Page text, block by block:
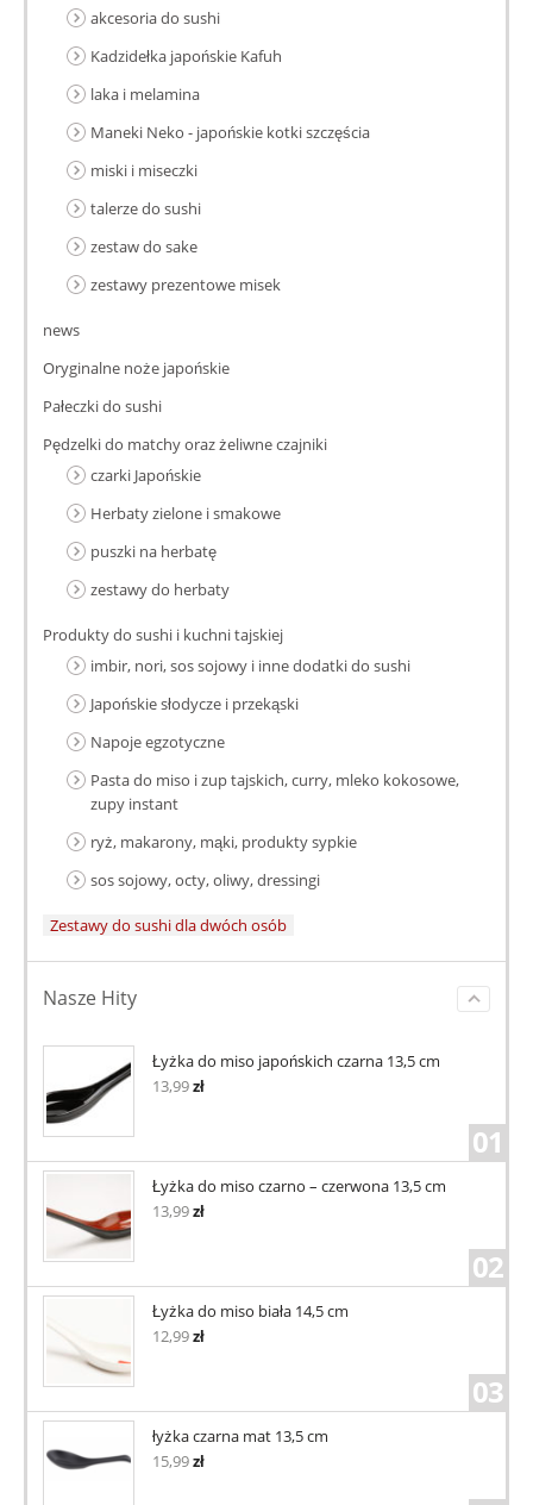
akcesoria do sushi
Kadzidełka japońskie Kafuh
laka i melamina
Maneki Neko - japońskie kotki szczęścia
miski i miseczki
talerze do sushi
zestaw do sake
zestawy prezentowe misek
news
Oryginalne noże japońskie
Pałeczki do sushi
Pędzelki do matchy oraz żeliwne czajniki
czarki Japońskie
Herbaty zielone i smakowe
puszki na herbatę
zestawy do herbaty
Produkty do sushi i kuchni tajskiej
imbir, nori, sos sojowy i inne dodatki do sushi
Japońskie słodycze i przekąski
Napoje egzotyczne
Pasta do miso i zup tajskich, curry, mleko kokosowe,
zupy instant
ryż, makarony, mąki, produkty sypkie
sos sojowy, octy, oliwy, dressingi
Zestawy do sushi dla dwóch osób
Nasze Hity
Łyżka do miso japońskich czarna 13,5 cm
13,99zł
01
Łyżka do miso czarno – czerwona 13,5 cm
13,99zł
02
Łyżka do miso biała 14,5 cm
12,99zł
03
łyżka czarna mat 13,5 cm
15,99zł